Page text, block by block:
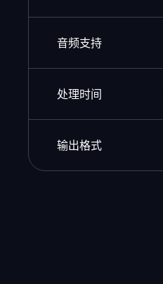
音频支持
处理时间
输出格式